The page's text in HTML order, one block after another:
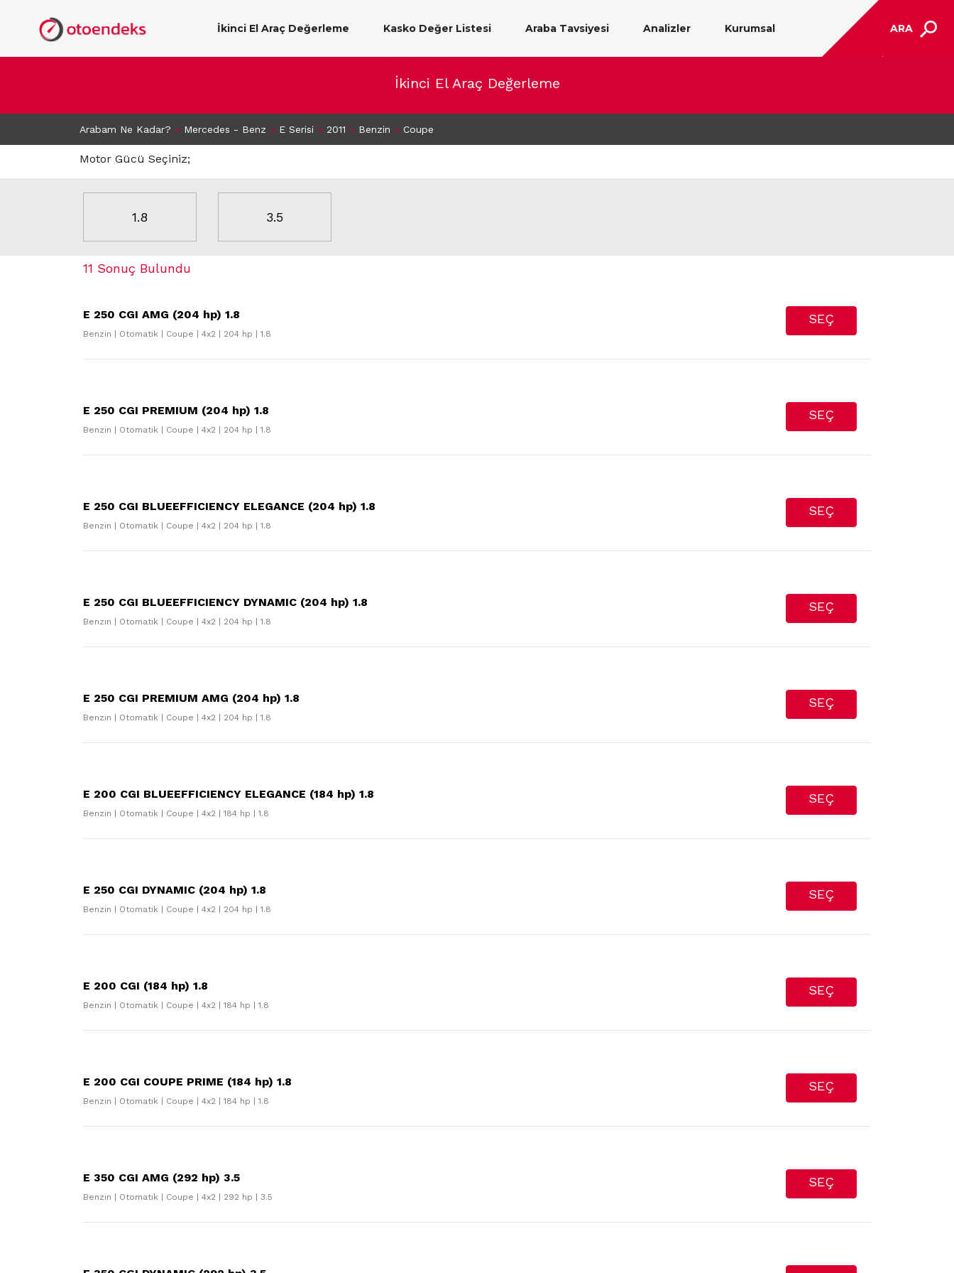
İkinci El Araç Değerleme Kasko Değer Listesi Araba Tavsiyesi Analizler Kurumsal ARA
İkinci El Araç Değerleme
Arabam Ne Kadar? > Mercedes - Benz > E Serisi > 2011 > Benzin > Coupe
Motor Gücü Seçiniz;
1.8 3.5
11 Sonuç Bulundu
SEÇ
E 250 CGI AMG (204 hp) 1.8
Benzin | Otomatik | Coupe | 4x2 | 204 hp | 1.8
SEÇ
E 250 CGI PREMIUM (204 hp) 1.8
Benzin | Otomatik | Coupe | 4x2 | 204 hp | 1.8
SEÇ
E 250 CGI BLUEEFFICIENCY ELEGANCE (204 hp) 1.8
Benzin | Otomatik | Coupe | 4x2 | 204 hp | 1.8
SEÇ
E 250 CGI BLUEEFFICIENCY DYNAMIC (204 hp) 1.8
Benzin | Otomatik | Coupe | 4x2 | 204 hp | 1.8
SEÇ
E 250 CGI PREMIUM AMG (204 hp) 1.8
Benzin | Otomatik | Coupe | 4x2 | 204 hp | 1.8
SEÇ
E 200 CGI BLUEEFFICIENCY ELEGANCE (184 hp) 1.8
Benzin | Otomatik | Coupe | 4x2 | 184 hp | 1.8
SEÇ
E 250 CGI DYNAMIC (204 hp) 1.8
Benzin | Otomatik | Coupe | 4x2 | 204 hp | 1.8
SEÇ
E 200 CGI (184 hp) 1.8
Benzin | Otomatik | Coupe | 4x2 | 184 hp | 1.8
SEÇ
E 200 CGI COUPE PRIME (184 hp) 1.8
Benzin | Otomatik | Coupe | 4x2 | 184 hp | 1.8
SEÇ
E 350 CGI AMG (292 hp) 3.5
Benzin | Otomatik | Coupe | 4x2 | 292 hp | 3.5